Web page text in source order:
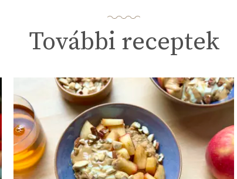
52.9 g
0
233 micro
0 mg
0 micro
További receptek